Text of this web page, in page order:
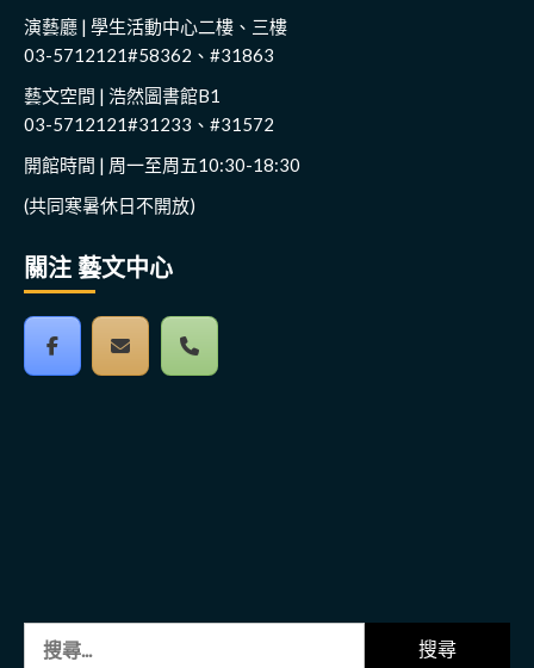
演藝廳 | 學生活動中心二樓、三樓
03-5712121#58362、#31863
藝文空間 | 浩然圖書館B1
03-5712121#31233、#31572
開館時間 | 周一至周五10:30-18:30
(共同寒暑休日不開放)
關注 藝文中心